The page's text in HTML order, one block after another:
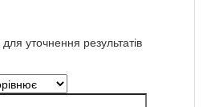
уточнення результатів